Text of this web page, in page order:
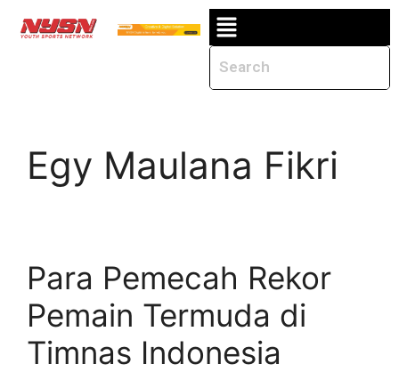
Egy Maulana Fikri
Para Pemecah Rekor
Pemain Termuda di
Timnas Indonesia